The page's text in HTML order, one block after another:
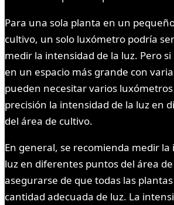
Para una sola planta en un
cultivo, un solo luxómetro podría
medir la intensidad de la luz. Pero
en un espacio más grande con
pueden necesitar varios
precisión la intensidad de la luz en
del área de cultivo.
En general, se recomienda medir la
luz en diferentes puntos del área
asegurarse de que todas las
cantidad adecuada de luz. La